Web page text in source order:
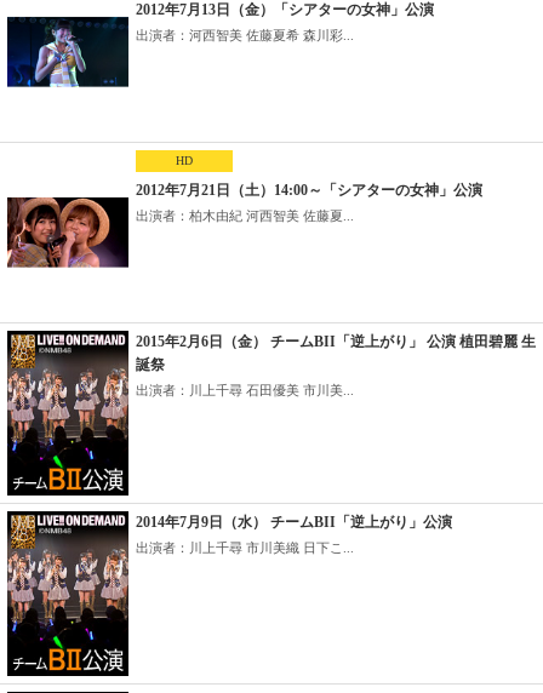
2012年7月13日（金）「シアターの女神」公演
出演者：河西智美 佐藤夏希 森川彩...
HD
2012年7月21日（土）14:00～「シアターの女神」公演
出演者：柏木由紀 河西智美 佐藤夏...
2015年2月6日（金） チームBII「逆上がり」 公演 植田碧麗 生
誕祭
出演者：川上千尋 石田優美 市川美...
2014年7月9日（水） チームBII「逆上がり」公演
出演者：川上千尋 市川美織 日下こ...